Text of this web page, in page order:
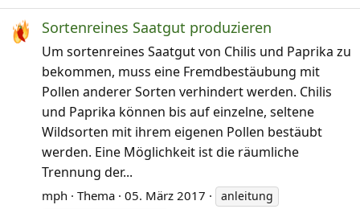
Sortenreines Saatgut produzieren
Um sortenreines Saatgut von Chilis und Paprika zu
bekommen, muss eine Fremdbestäubung mit
Pollen anderer Sorten verhindert werden. Chilis
und Paprika können bis auf einzelne, seltene
Wildsorten mit ihrem eigenen Pollen bestäubt
werden. Eine Möglichkeit ist die räumliche
Trennung der...
mph Thema 05. März 2017
anleitung